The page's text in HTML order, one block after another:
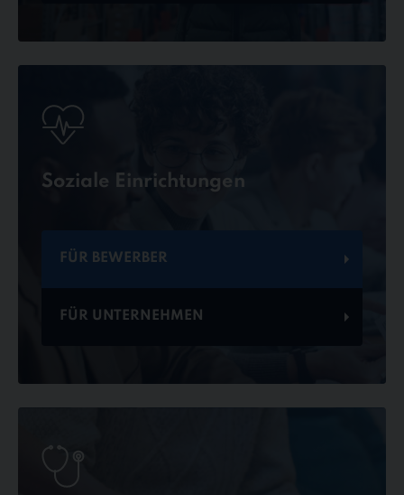
Soziale Einrichtungen
FÜR BEWERBER
FÜR UNTERNEHMEN